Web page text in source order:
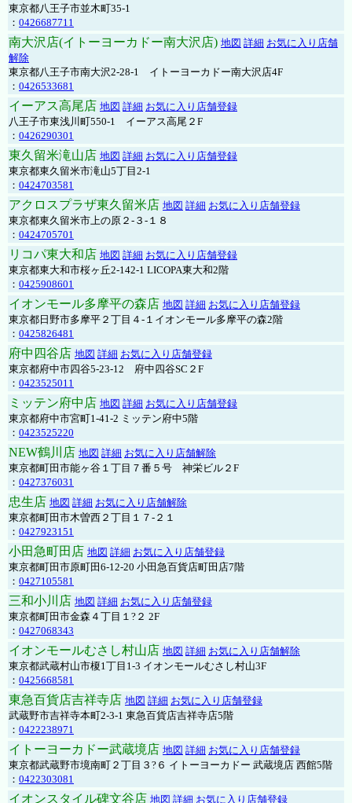
東京都八王子市並木町35-1
： 0426687711
南大沢店(イトーヨーカドー南大沢店) 地図 詳細 お気に入り店舗
解除
東京都八王子市南大沢2-28-1 イトーヨーカドー南大沢店4F
： 0426533681
イーアス高尾店 地図 詳細 お気に入り店舗登録
八王子市東浅川町550-1 イーアス高尾２F
： 0426290301
東久留米滝山店 地図 詳細 お気に入り店舗登録
東京都東久留米市滝山5丁目2-1
： 0424703581
アクロスプラザ東久留米店 地図 詳細 お気に入り店舗登録
東京都東久留米市上の原２-３-１８
： 0424705701
リコパ東大和店 地図 詳細 お気に入り店舗登録
東京都東大和市桜ヶ丘2-142-1 LICOPA東大和2階
： 0425908601
イオンモール多摩平の森店 地図 詳細 お気に入り店舗登録
東京都日野市多摩平２丁目４-１イオンモール多摩平の森2階
： 0425826481
府中四谷店 地図 詳細 お気に入り店舗登録
東京都府中市四谷5-23-12 府中四谷SC２F
： 0423525011
ミッテン府中店 地図 詳細 お気に入り店舗登録
東京都府中市宮町1-41-2 ミッテン府中5階
： 0423525220
NEW鶴川店 地図 詳細 お気に入り店舗解除
東京都町田市能ヶ谷１丁目７番５号 神栄ビル２F
： 0427376031
忠生店 地図 詳細 お気に入り店舗解除
東京都町田市木曽西２丁目１７-２１
： 0427923151
小田急町田店 地図 詳細 お気に入り店舗登録
東京都町田市原町田6-12-20 小田急百貨店町田店7階
： 0427105581
三和小川店 地図 詳細 お気に入り店舗登録
東京都町田市金森４丁目１?２ 2F
： 0427068343
イオンモールむさし村山店 地図 詳細 お気に入り店舗解除
東京都武蔵村山市榎1丁目1-3 イオンモールむさし村山3F
： 0425668581
東急百貨店吉祥寺店 地図 詳細 お気に入り店舗登録
武蔵野市吉祥寺本町2-3-1 東急百貨店吉祥寺店5階
： 0422238971
イトーヨーカドー武蔵境店 地図 詳細 お気に入り店舗登録
東京都武蔵野市境南町２丁目３?６ イトーヨーカドー 武蔵境店 西館5階
： 0422303081
イオンスタイル碑文谷店 地図 詳細 お気に入り店舗登録